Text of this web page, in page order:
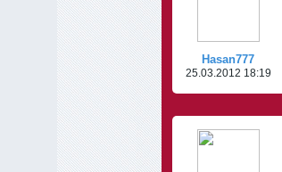
Hasan777
25.03.2012 18:19